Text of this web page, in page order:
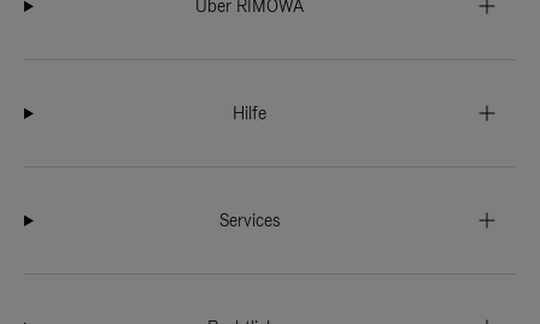
Über RIMOWA
Hilfe
Services